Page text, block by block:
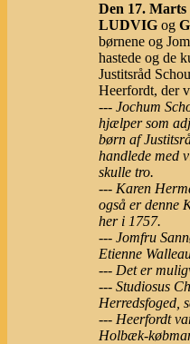
Den 17. Marts
LUDVIG og
børnene og
hastede og de
Justitsråd
Heerfordt, der
--- Jochum
hjælper som
børn af
handlede med
skulle tro.
--- Karen
også er denne
her i 1757.
--- Jomfru
Etienne
--- Det er
--- Studiosus
Herredsfoged,
--- Heerfordt
Holbæk-